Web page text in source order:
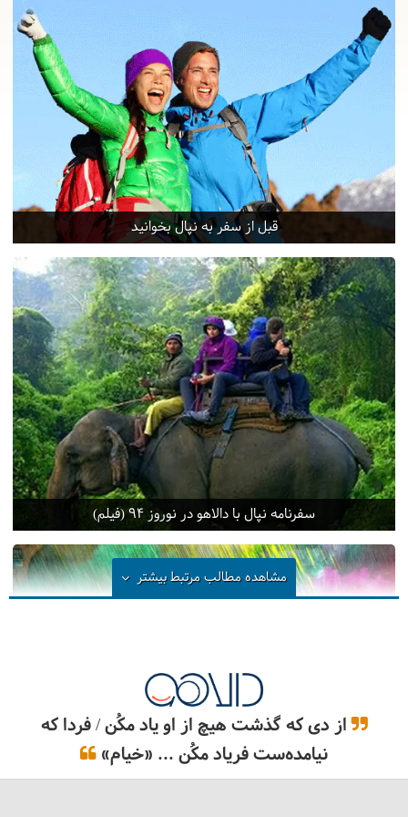
قبل از سفر به نپال بخوانید
سفرنامه نپال با دالاهو در نوروز 94 (فیلم)
مشاهده مطالب مرتبطبیشتر
از دی که گذشت هیچ از او یاد مکُن / فردا که
نیامده‌ست فریاد مکُن ... «خیام»